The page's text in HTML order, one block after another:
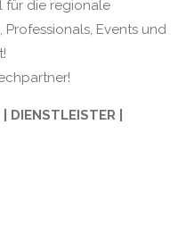
für die regionale
Professionals, Events und
DIENSTLEISTER |